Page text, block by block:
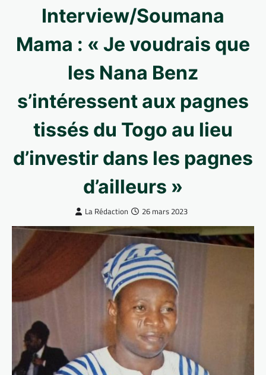
Interview/Soumana
Mama : « Je voudrais que
les Nana Benz
s’intéressent aux pagnes
tissés du Togo au lieu
d’investir dans les pagnes
d’ailleurs »
La Rédaction 26 mars 2023